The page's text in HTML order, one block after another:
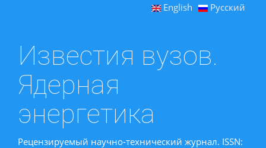
English Русский
Известия вузов.
Ядерная
энергетика
Рецензируемый научно-технический журнал. ISSN: